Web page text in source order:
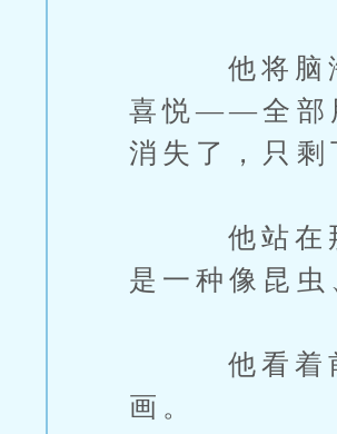
他将脑海
喜悦——全部
消失了，只剩
他站在那
是一种像昆
他看着前
画。